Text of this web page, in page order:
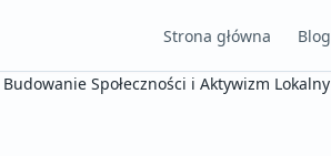
Strona główna Blog
Społeczności i Aktywizm Lokalny